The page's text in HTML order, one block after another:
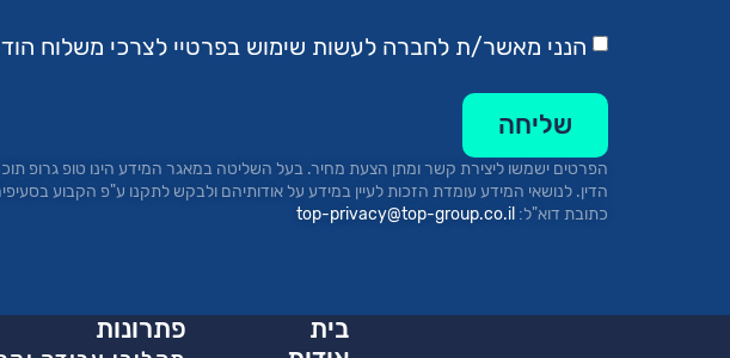
הנני מאשר/ת לחברה לעשות שימוש בפרטיי לצרכי משלוח
שליחה
הפרטים ישמשו ליצירת קשר ומתן הצעת מחיר. בעל השליטה במאגר המידע הינו טופ גרופ
כתובת דוא"ל: top-privacy@top-group.co.il
בית
פתרונות